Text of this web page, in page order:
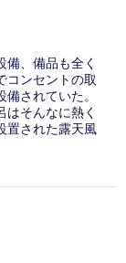
、備品も全く
コンセントの取
されていた。
そんなに熱く
置された露天風
っといい。館
し、冬どうな
ると思われ
ここは良かっ